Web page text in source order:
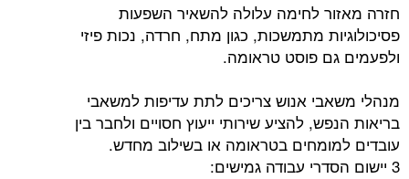
חזרה מאזור לחימה עלולה להשאיר השפעות
פסיכולוגיות מתמשכות, כגון מתח, חרדה, נכות פיזי
ולפעמים גם פוסט טראומה.
מנהלי משאבי אנוש צריכים לתת עדיפות למשאבי
בריאות הנפש, להציע שירותי ייעוץ חסויים ולחבר בין
עובדים למומחים בטראומה או בשילוב מחדש.
3 יישום הסדרי עבודה גמישים: